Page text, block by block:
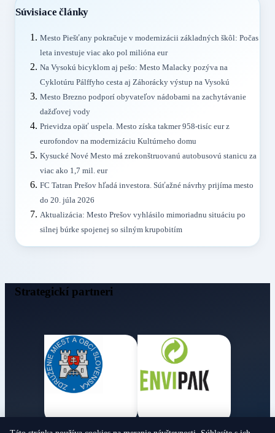
Súvisiace články
Mesto Piešťany pokračuje v modernizácii základných škôl: Počas
leta investuje viac ako pol milióna eur
Na Vysokú bicyklom aj pešo: Mesto Malacky pozýva na
Cyklotúru Pálffyho cesta aj Záhorácky výstup na Vysokú
Mesto Brezno podporí obyvateľov nádobami na zachytávanie
dažďovej vody
Prievidza opäť uspela. Mesto získa takmer 958-tisíc eur z
eurofondov na modernizáciu Kultúrneho domu
Kysucké Nové Mesto má zrekonštruovanú autobusovú stanicu za
viac ako 1,7 mil. eur
FC Tatran Prešov hľadá investora. Súťažné návrhy prijíma mesto
do 20. júla 2026
Aktualizácia: Mesto Prešov vyhlásilo mimoriadnu situáciu po
silnej búrke spojenej so silným krupobitím
Strategickí partneri